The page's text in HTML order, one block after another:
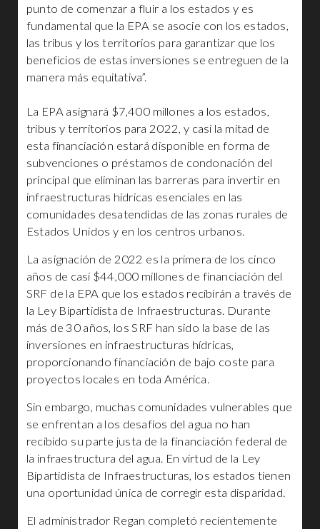
punto de comenzar a fluir a los estados y es
fundamental que la EPA se asocie con los estados,
las tribus y los territorios para garantizar que los
beneficios de estas inversiones se entreguen de la
manera más equitativa”.
La EPA asignará $7,400 millones a los estados,
tribus y territorios para 2022, y casi la mitad de
esta financiación estará disponible en forma de
subvenciones o préstamos de condonación del
principal que eliminan las barreras para invertir en
infraestructuras hídricas esenciales en las
comunidades desatendidas de las zonas rurales de
Estados Unidos y en los centros urbanos.
La asignación de 2022 es la primera de los cinco
años de casi $44,000 millones de financiación del
SRF de la EPA que los estados recibirán a través de
la Ley Bipartidista de Infraestructuras. Durante
más de 30 años, los SRF han sido la base de las
inversiones en infraestructuras hídricas,
proporcionando financiación de bajo coste para
proyectos locales en toda América.
Sin embargo, muchas comunidades vulnerables que
se enfrentan a los desafíos del agua no han
recibido su parte justa de la financiación federal de
la infraestructura del agua. En virtud de la Ley
Bipartidista de Infraestructuras, los estados tienen
una oportunidad única de corregir esta disparidad.
El administrador Regan completó recientemente